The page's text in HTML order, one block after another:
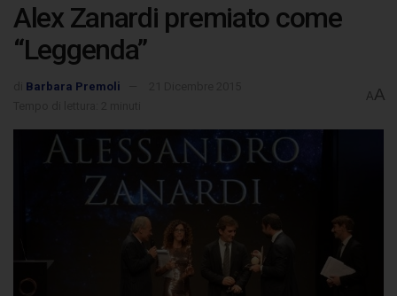
Alex Zanardi premiato come
“Leggenda”
Barbara Premoli
AA